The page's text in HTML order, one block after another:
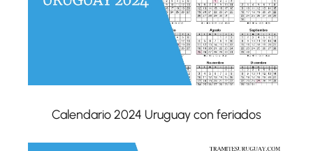
Calendario 2024 Uruguay con feriados